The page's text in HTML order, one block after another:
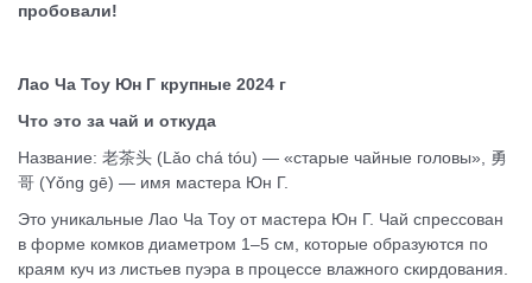
пробовали!
Лао Ча Тоу Юн Г крупные 2024 г
Что это за чай и откуда
Название: 老茶头 (Lǎo chá tóu) — «старые чайные головы», 勇
哥 (Yǒng gē) — имя мастера Юн Г.
Это уникальные Лао Ча Тоу от мастера Юн Г. Чай спрессован
в форме комков диаметром 1–5 см, которые образуются по
краям куч из листьев пуэра в процессе влажного скирдования.